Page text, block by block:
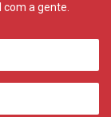
a gente.